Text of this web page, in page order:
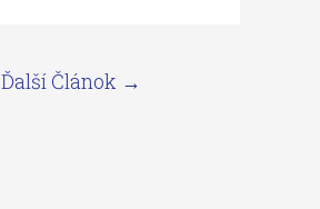
Ďalší Článok →